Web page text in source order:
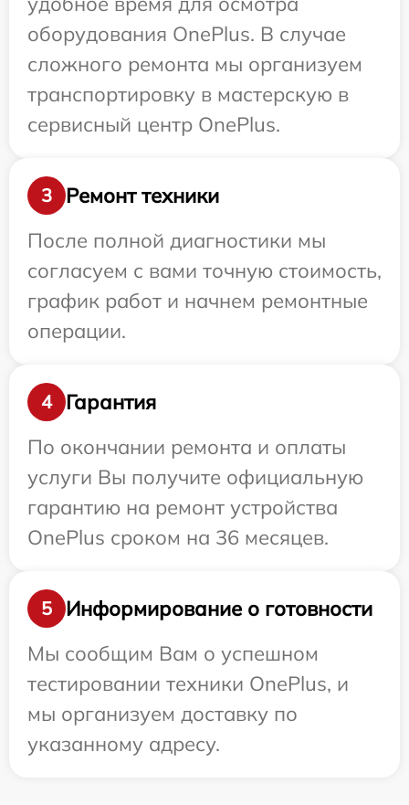
оборудования OnePlus. В случае
сложного ремонта мы организуем
транспортировку в мастерскую в
сервисный центр OnePlus.
3
Ремонт техники
После полной диагностики мы
согласуем с вами точную стоимость,
график работ и начнем ремонтные
операции.
4
Гарантия
По окончании ремонта и оплаты
услуги Вы получите официальную
гарантию на ремонт устройства
OnePlus сроком на 36 месяцев.
5
Информирование о готовности
Мы сообщим Вам о успешном
тестировании техники OnePlus, и
мы организуем доставку по
указанному адресу.